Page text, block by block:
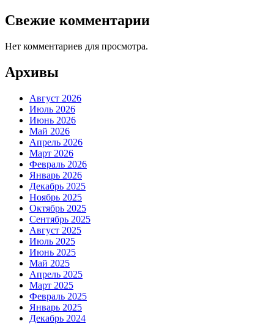
Свежие комментарии
Нет комментариев для просмотра.
Архивы
Август 2026
Июль 2026
Июнь 2026
Май 2026
Апрель 2026
Март 2026
Февраль 2026
Январь 2026
Декабрь 2025
Ноябрь 2025
Октябрь 2025
Сентябрь 2025
Август 2025
Июль 2025
Июнь 2025
Май 2025
Апрель 2025
Март 2025
Февраль 2025
Январь 2025
Декабрь 2024